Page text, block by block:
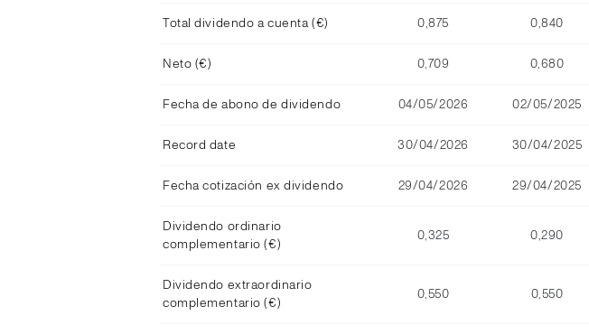
Total dividendo a cuenta (€) 0,875 0,840
Neto (€) 0,709 0,680
Fecha de abono de dividendo 04/05/2026 02/05/2025
Record date 30/04/2026 30/04/2025
Fecha cotización ex dividendo 29/04/2026 29/04/2025
Dividendo ordinario
complementario (€)
0,325 0,290
Dividendo extraordinario
complementario (€)
0,550 0,550